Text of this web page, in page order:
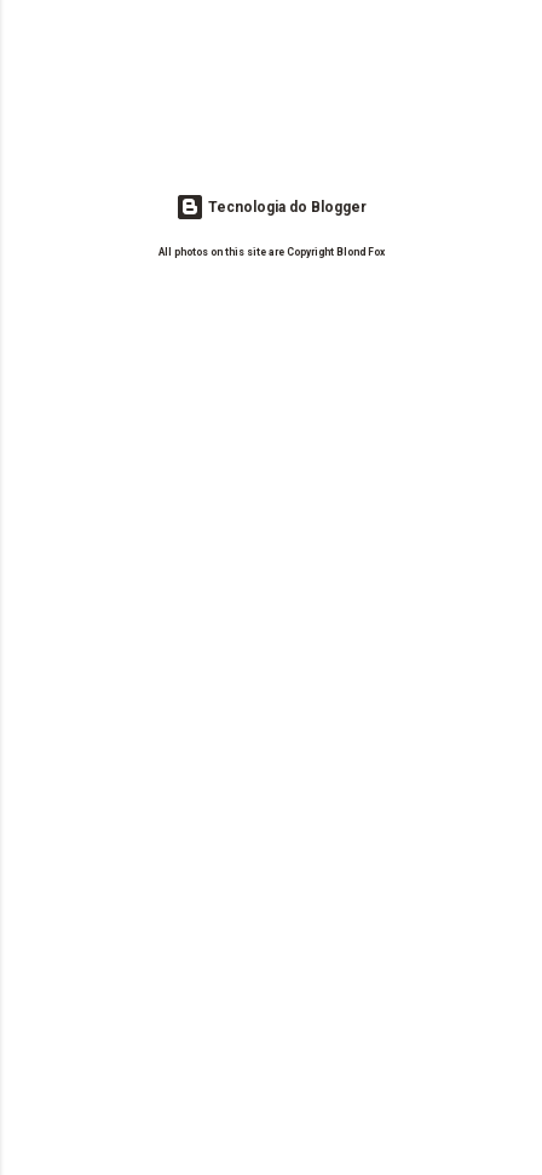
Tecnologia do Blogger
All photos on this site are Copyright Blond Fox